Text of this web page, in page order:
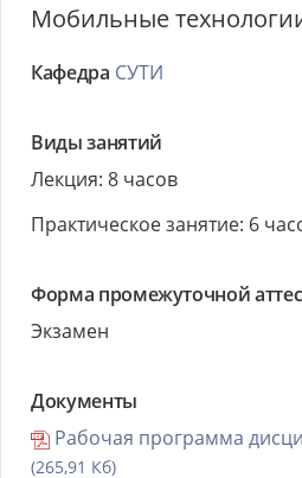
Мобильные
Кафедра СУТИ
Виды занятий
Лекция: 8 часов
Практическое занятие: 6
Форма промежуточной
Экзамен
Документы
Рабочая программа
(265,91 Кб)